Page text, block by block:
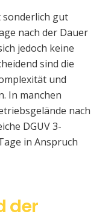
sonderlich gut
nach der Dauer
jedoch keine
sind die
und
In manchen
nach
DGUV 3-
in Anspruch
der